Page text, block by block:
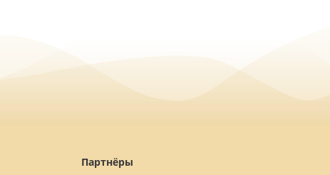
Партнёры